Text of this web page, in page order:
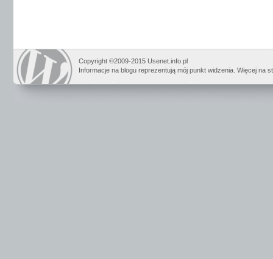
Copyright ©2009-2015 Usenet.info.pl
Informacje na blogu reprezentują mój punkt widzenia. Więcej na